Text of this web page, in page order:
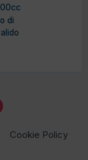
di
Cookie Policy